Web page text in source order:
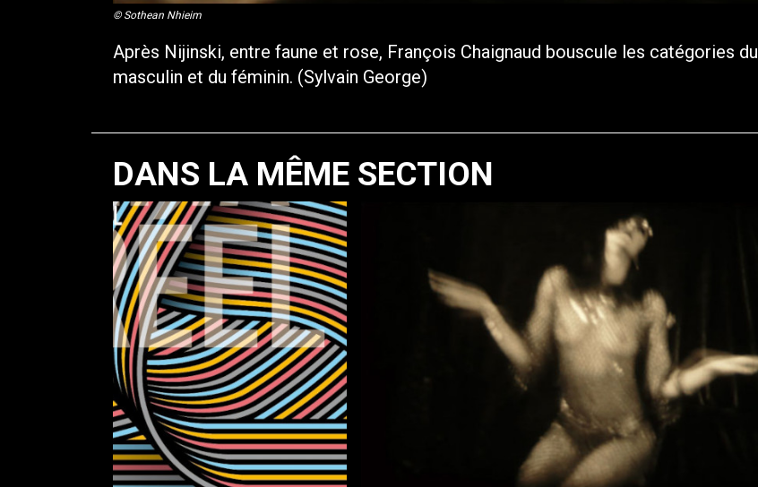
© Sothean Nhieim
Après Nijinski, entre faune et rose, François Chaignaud bouscule les catégories du
masculin et du féminin. (Sylvain George)
DANS LA MÊME SECTION